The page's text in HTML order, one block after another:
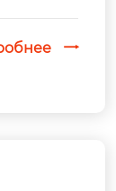
